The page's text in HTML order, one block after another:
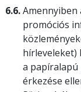
6.6.
promóciós
hírleveleket)
a
érkezése